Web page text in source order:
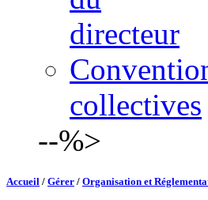
directeur
collectives
--%>
Accueil / Gérer / Organisation et